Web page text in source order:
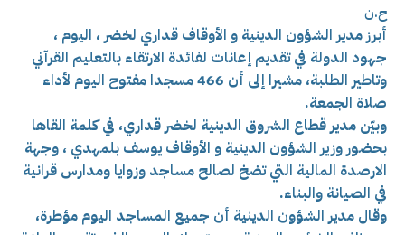
ح.ن
أبرز مدير الشؤون الدينية و الأوقاف قداري لخضر ، اليوم ،
جهود الدولة في تقديم إعانات لفائدة الارتقاء بالتعليم القرآني
وتاطير الطلبة، مشيرا إلى أن 466 مسجدا مفتوح اليوم لأداء
صلاة الجمعة.
وبيّن مدير قطاع الشروق الدينية لخضر قداري، في كلمة القاها
بحضور وزير الشؤون الدينية و الأوقاف يوسف بلمهدي ، وجهة
الارصدة المالية التي تضخ لصالح مساجد وزوايا ومدارس قرانية
في الصيانة والبناء.
وقال مدير الشؤون الدينية أن جميع المساجد اليوم مؤطرة،